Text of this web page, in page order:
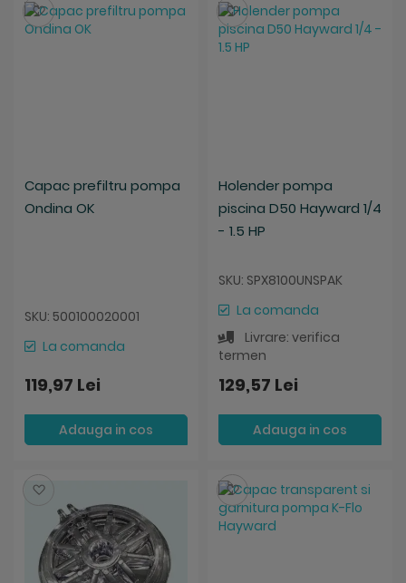
Capac prefiltru pompa
Ondina OK
SKU: 500100020001
La comanda
119,97 Lei
Adauga in cos
Salveaza
Holender pompa
piscina D50 Hayward 1/4
- 1.5 HP
SKU: SPX8100UNSPAK
La comanda
Livrare: verifica
termen
129,57 Lei
Adauga in cos
Salveaza
Salveaza